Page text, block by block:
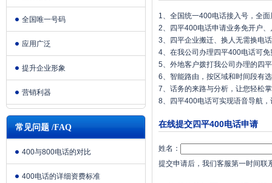
全国唯一号码
应用广泛
提升企业形象
营销利器
常见问题 /FAQ
400与800电话的对比
400电话的详细资费标准
1、全国统一400电话接入号，全
2、四平400电话申请业务免开户
3、四平企业搬迁、换人无需换电
4、在我公司办理四平400电话可
5、外地客户拨打我公司办理的四
6、智能路由，按区域和时间段有
7、话务的来路与分析，让您轻松
8、四平400电话可实现语音导航
在线提交四平400电话申请
姓名：
提交申请后，我们客服第一时间联